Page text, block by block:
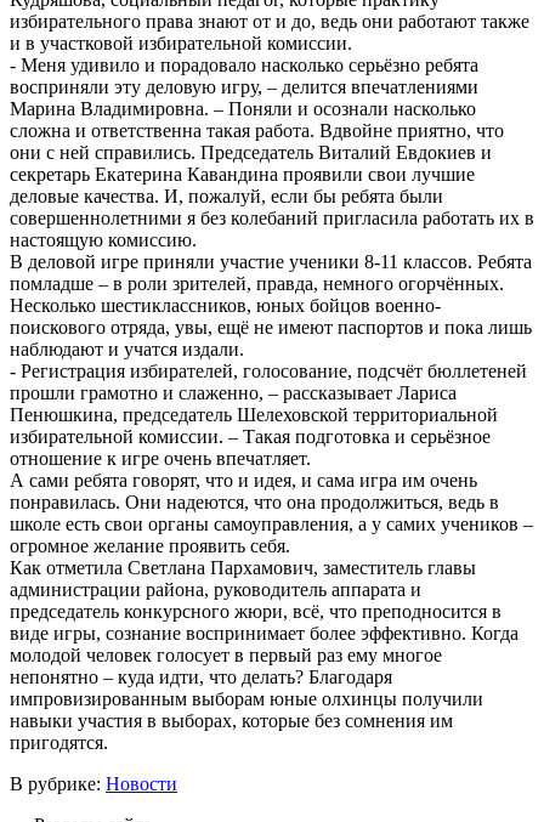
избирательного права знают от и до, ведь они работают также
и в участковой избирательной комиссии.
- Меня удивило и порадовало насколько серьёзно ребята
восприняли эту деловую игру, – делится впечатлениями
Марина Владимировна. – Поняли и осознали насколько
сложна и ответственна такая работа. Вдвойне приятно, что
они с ней справились. Председатель Виталий Евдокиев и
секретарь Екатерина Кавандина проявили свои лучшие
деловые качества. И, пожалуй, если бы ребята были
совершеннолетними я без колебаний пригласила работать их в
настоящую комиссию.
В деловой игре приняли участие ученики 8-11 классов. Ребята
помладше – в роли зрителей, правда, немного огорчённых.
Несколько шестиклассников, юных бойцов военно-
поискового отряда, увы, ещё не имеют паспортов и пока лишь
наблюдают и учатся издали.
- Регистрация избирателей, голосование, подсчёт бюллетеней
прошли грамотно и слаженно, – рассказывает Лариса
Пенюшкина, председатель Шелеховской территориальной
избирательной комиссии. – Такая подготовка и серьёзное
отношение к игре очень впечатляет.
А сами ребята говорят, что и идея, и сама игра им очень
понравилась. Они надеются, что она продолжиться, ведь в
школе есть свои органы самоуправления, а у самих учеников –
огромное желание проявить себя.
Как отметила Светлана Пархамович, заместитель главы
администрации района, руководитель аппарата и
председатель конкурсного жюри, всё, что преподносится в
виде игры, сознание воспринимает более эффективно. Когда
молодой человек голосует в первый раз ему многое
непонятно – куда идти, что делать? Благодаря
импровизированным выборам юные олхинцы получили
навыки участия в выборах, которые без сомнения им
пригодятся.
В рубрике: Новости